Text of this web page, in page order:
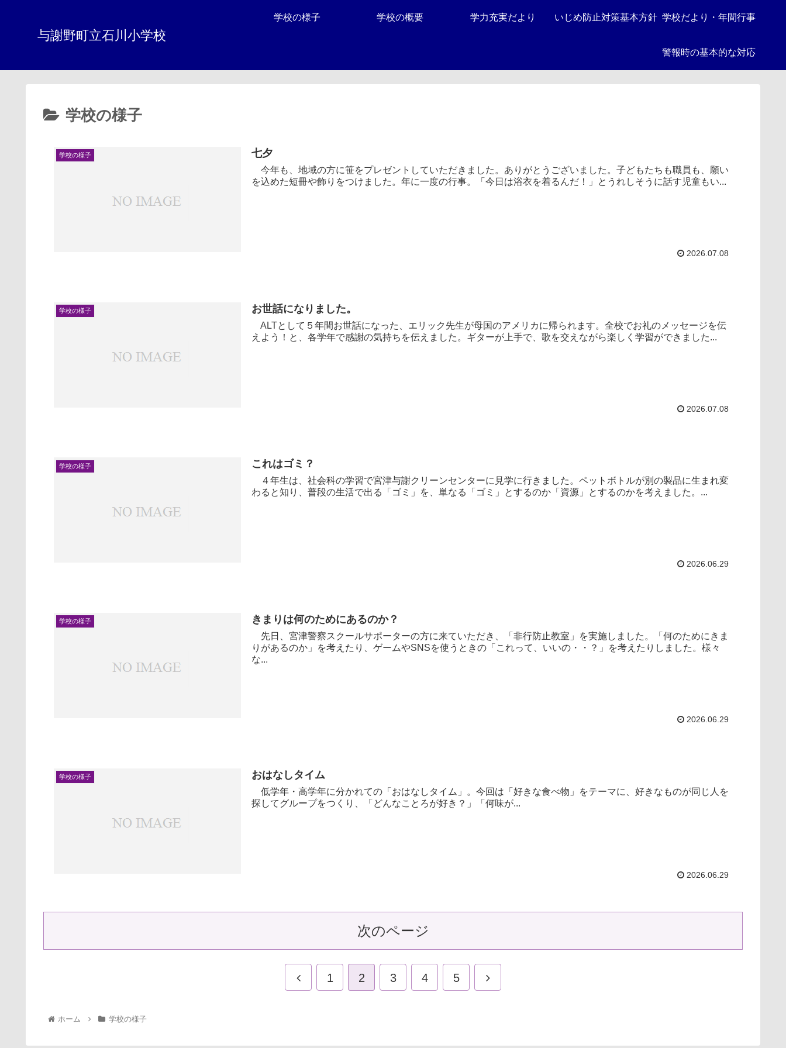
与謝野町立石川小学校
学校の様子 学校の概要 学力充実だより いじめ防止対策基本方針 学校だより・年間行事
警報時の基本的な対応
学校の様子
学校の様子 七夕
今年も、地域の方に笹をプレゼントしていただきました。ありがとうございました。子どもたちも職員も、願い
を込めた短冊や飾りをつけました。年に一度の行事。「今日は浴衣を着るんだ！」とうれしそうに話す児童もい...
2026.07.08
学校の様子 お世話になりました。
ALTとして５年間お世話になった、エリック先生が母国のアメリカに帰られます。全校でお礼のメッセージを伝
えよう！と、各学年で感謝の気持ちを伝えました。ギターが上手で、歌を交えながら楽しく学習ができました...
2026.07.08
学校の様子 これはゴミ？
４年生は、社会科の学習で宮津与謝クリーンセンターに見学に行きました。ペットボトルが別の製品に生まれ変
わると知り、普段の生活で出る「ゴミ」を、単なる「ゴミ」とするのか「資源」とするのかを考えました。...
2026.06.29
学校の様子 きまりは何のためにあるのか？
先日、宮津警察スクールサポーターの方に来ていただき、「非行防止教室」を実施しました。「何のためにきま
りがあるのか」を考えたり、ゲームやSNSを使うときの「これって、いいの・・？」を考えたりしました。様々
な...
2026.06.29
学校の様子 おはなしタイム
低学年・高学年に分かれての「おはなしタイム」。今回は「好きな食べ物」をテーマに、好きなものが同じ人を
探してグループをつくり、「どんなことろが好き？」「何味が...
2026.06.29
次のページ
1 2 3 4 5
ホーム 学校の様子